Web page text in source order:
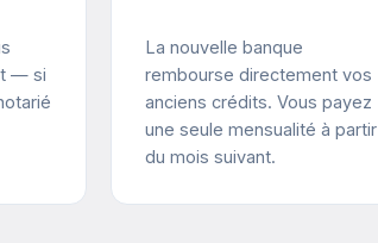
— si
La nouvelle banque
rembourse directement vos
anciens crédits. Vous payez
une seule mensualité à partir
du mois suivant.